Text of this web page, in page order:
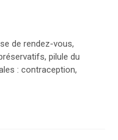
de rendez-vous,
pilule du
: contraception,